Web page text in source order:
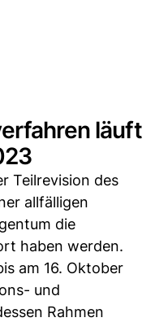
läuft
Teilrevision des
allfälligen
die
haben werden.
am 16. Oktober
und
Rahmen